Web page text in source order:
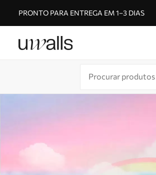
PRONTO PARA ENTREGA EM 1–3 DIAS